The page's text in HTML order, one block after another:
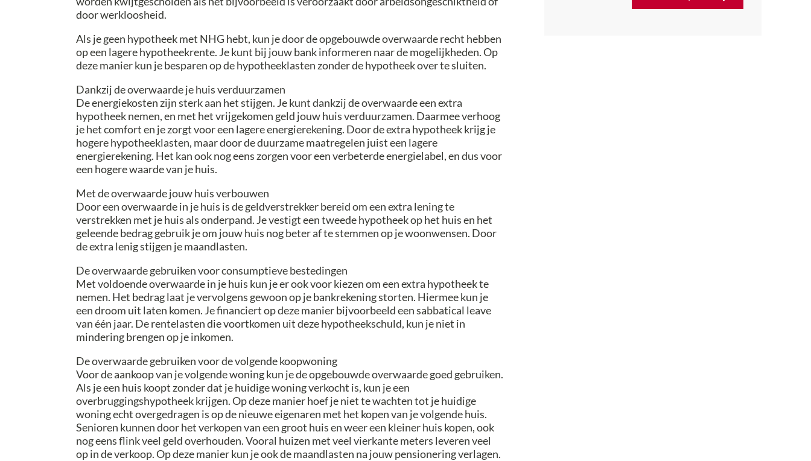
door werkloosheid.
Als je geen hypotheek met NHG hebt, kun je door de opgebouwde overwaarde recht hebben
op een lagere hypotheekrente. Je kunt bij jouw bank informeren naar de mogelijkheden. Op
deze manier kun je besparen op de hypotheeklasten zonder de hypotheek over te sluiten.
Dankzij de overwaarde je huis verduurzamen
De energiekosten zijn sterk aan het stijgen. Je kunt dankzij de overwaarde een extra
hypotheek nemen, en met het vrijgekomen geld jouw huis verduurzamen. Daarmee verhoog
je het comfort en je zorgt voor een lagere energierekening. Door de extra hypotheek krijg je
hogere hypotheeklasten, maar door de duurzame maatregelen juist een lagere
energierekening. Het kan ook nog eens zorgen voor een verbeterde energielabel, en dus voor
een hogere waarde van je huis.
Met de overwaarde jouw huis verbouwen
Door een overwaarde in je huis is de geldverstrekker bereid om een extra lening te
verstrekken met je huis als onderpand. Je vestigt een tweede hypotheek op het huis en het
geleende bedrag gebruik je om jouw huis nog beter af te stemmen op je woonwensen. Door
de extra lenig stijgen je maandlasten.
De overwaarde gebruiken voor consumptieve bestedingen
Met voldoende overwaarde in je huis kun je er ook voor kiezen om een extra hypotheek te
nemen. Het bedrag laat je vervolgens gewoon op je bankrekening storten. Hiermee kun je
een droom uit laten komen. Je financiert op deze manier bijvoorbeeld een sabbatical leave
van één jaar. De rentelasten die voortkomen uit deze hypotheekschuld, kun je niet in
mindering brengen op je inkomen.
De overwaarde gebruiken voor de volgende koopwoning
Voor de aankoop van je volgende woning kun je de opgebouwde overwaarde goed gebruiken.
Als je een huis koopt zonder dat je huidige woning verkocht is, kun je een
overbruggingshypotheek krijgen. Op deze manier hoef je niet te wachten tot je huidige
woning echt overgedragen is op de nieuwe eigenaren met het kopen van je volgende huis.
Senioren kunnen door het verkopen van een groot huis en weer een kleiner huis kopen, ook
nog eens flink veel geld overhouden. Vooral huizen met veel vierkante meters leveren veel
op in de verkoop. Op deze manier kun je ook de maandlasten na jouw pensionering verlagen.